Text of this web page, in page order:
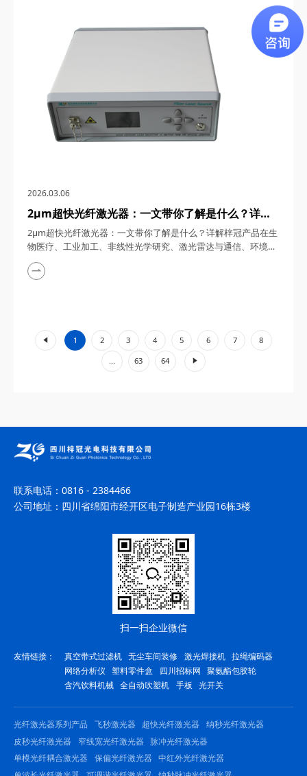
通信、5G/6G通信与雷达系统、光学相干层析成像（OCT）、光
学测量与传感以及太赫兹研究与超快激光等多个领域展现出非凡
的应用潜力。今天，四川梓冠光电...
2026.03.06
2μm超快光纤激光器：一文带你了解是什么？详解
梓冠产品在生物医疗、工业加工、非线性光学研究、
激光雷达与通信、环境监测等领域的实际应用
2μm超快光纤激光器：一文带你了解是什么？详解梓冠产品在生
物医疗、工业加工、非线性光学研究、激光雷达与通信、环境监
测等领域的实际应用 超快光纤激光器凭借其高功率、短脉冲、
宽调谐范围等特性，在激光技术迅猛发展的今天，成为科研与工
1 2 3 4 5 6 7 8
... 63 64
»
联系电话： 0816 - 2384466
公司地址： 四川省绵阳市经开区电子制造产业园16栋3楼
扫一扫企业微信
友情链接： 真空带式过滤机 无尘车间装修 激光焊接机 拉绳编码器
网络分析仪 塑料零件盒 四川招标网
聚氨酯包胶轮
含汽饮料机械 全自动吹塑机 手板 光开关
光纤激光器系列产品 飞秒激光器 超快光纤激光器
纳秒光纤激光器
皮秒光纤激光器
窄线宽光纤激光器
脉冲光纤激光器
单模光纤耦合激光器
保偏光纤激光器 中红外光纤激光器